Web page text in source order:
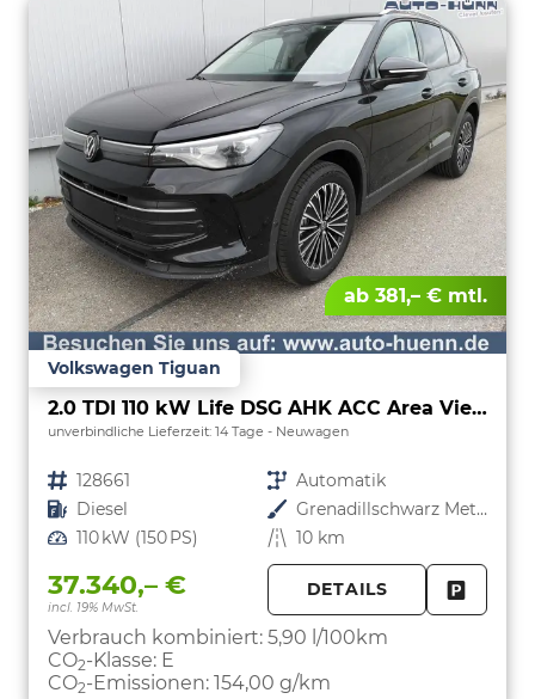
ab 381,– € mtl.
Volkswagen Tiguan
2.0 TDI 110 kW Life DSG AHK ACC Area View Travel
unverbindliche Lieferzeit: 14 Tage Neuwagen
Fahrzeugnr. 128661 Getriebe Automatik
Kraftstoff Diesel Außenfarbe
Grenadillschwarz Metallic
Leistung 110 kW (150 PS) Kilometerstand 10 km
37.340,– €
incl. 19% MwSt.
DETAILS
Verbrauch kombiniert: 5,90 l/100km
CO2-Klasse: E
CO2-Emissionen: 154,00 g/km